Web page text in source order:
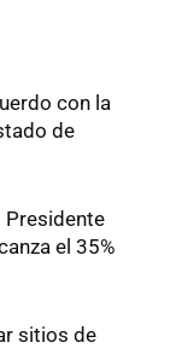
con la
de
Presidente
el 35%
sitios de